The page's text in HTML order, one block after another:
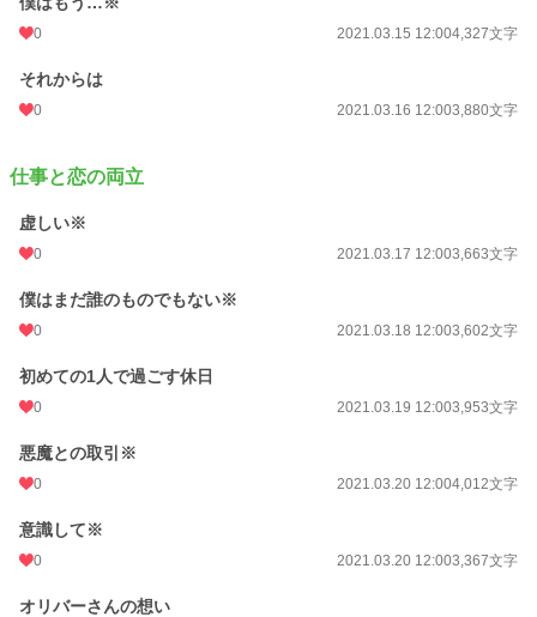
0 2021.03.15 12:004,327文字
それからは
0 2021.03.16 12:003,880文字
仕事と恋の両立
虚しい※
0 2021.03.17 12:003,663文字
僕はまだ誰のものでもない※
0 2021.03.18 12:003,602文字
初めての1人で過ごす休日
0 2021.03.19 12:003,953文字
悪魔との取引※
0 2021.03.20 12:004,012文字
意識して※
0 2021.03.20 12:003,367文字
オリバーさんの想い